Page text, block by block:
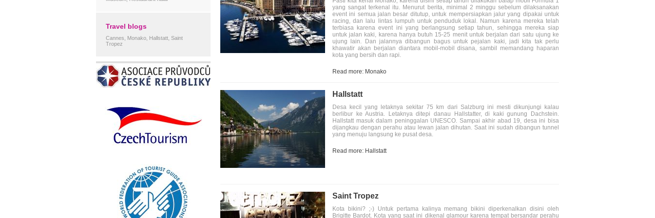
yang sangat terkenal itu. Menurut berita, minimal 2 minggu sebelum dilaksanakan
event ini semua jalan besar ditutup, untuk mempersiapkan jalur yang dipakai untuk
racing, dan lalu lintas lumpuh untuk penduduk lokal. Namun karena mereka telah
terbiasa karena event ini yang berlangsung setiap tahun, sehingga mereka siap
untuk jalan kaki, karena hanya butuh 15-25 menit untuk berjalan dari satu ujung ke
ujung lain. Dan jalannya dibangun bagus untuk pejalan kaki, jadi kita tak perlu
khawatir akan berjalan diantara mobil-mobil disana, sambil memandang haparan
kota yang bersih dan rapi.
Read more: Monako
Hallstatt
Desa kecil yang letaknya sekitar 75 km dari Salzburg ini mesti dikunjungi kalau
berlibur ke Austria. Letaknya ditepi danau Hallstatter, di kaki gunung Dachstein.
Hallstatt masuk dalam peninggalan UNESCO. Sampai akhir abad 19, desa ini bisa
dijangkau dengan perahu atau lewan jalan dihutan. Saat ini sudah dibangun tunnel
yang menuju langsung ke pusat desa.
Read more: Hallstatt
Saint Tropez
Kota bikini? ;-) Untuk pertama kalinya memang bikini diperkenalkan disini oleh
Brigitte Bardot. Kota yang saat ini dikenal glamour karena tempat bersandar perahu
Travel blogs
Cannes, Monako, Hallstatt, Saint
Tropez